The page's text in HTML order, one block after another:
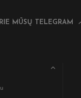
MŪSŲ TELEGRAM